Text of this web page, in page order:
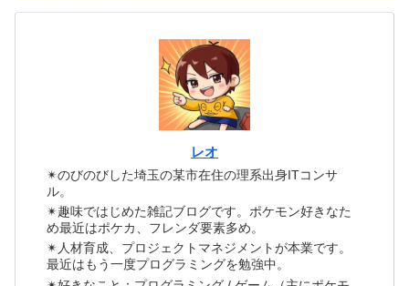
レオ
✴のびのびした埼玉の某市在住の理系出身ITコンサ
ル。
✴趣味ではじめた雑記ブログです。ポケモン好きなた
め最近はポケカ、フレンダ要素多め。
✴人材育成、プロジェクトマネジメントが本業です。
最近はもう一度プログラミングを勉強中。